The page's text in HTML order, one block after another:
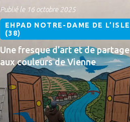
Publié le 16 octobre 2025
EHPAD NOTRE-DAME DE L’ISLE
(38)
Une fresque d’art et de partage
aux couleurs de Vienne